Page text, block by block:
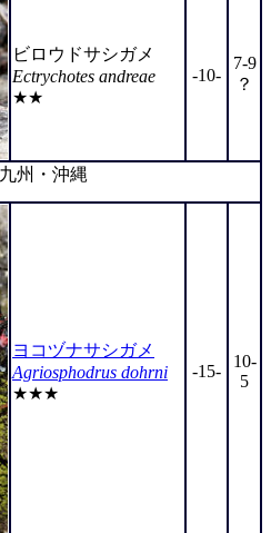
ビロウドサシガメ
Ectrychotes andreae
★★
-10-
7-9
？
州・沖縄
ヨコヅナサシガメ
Agriosphodrus dohrni
★★★
-15-
10-
5